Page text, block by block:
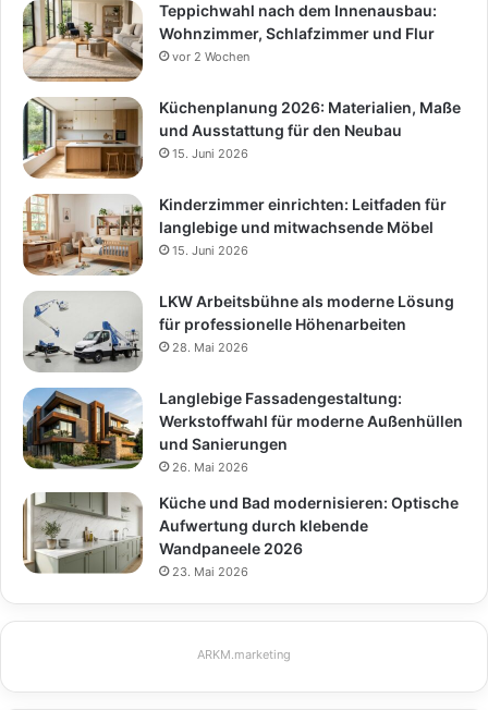
Teppichwahl nach dem Innenausbau:
Wohnzimmer, Schlafzimmer und Flur
vor 2 Wochen
Küchenplanung 2026: Materialien, Maße
und Ausstattung für den Neubau
15. Juni 2026
Kinderzimmer einrichten: Leitfaden für
langlebige und mitwachsende Möbel
15. Juni 2026
LKW Arbeitsbühne als moderne Lösung
für professionelle Höhenarbeiten
28. Mai 2026
Langlebige Fassadengestaltung:
Werkstoffwahl für moderne Außenhüllen
und Sanierungen
26. Mai 2026
Küche und Bad modernisieren: Optische
Aufwertung durch klebende
Wandpaneele 2026
23. Mai 2026
ARKM.marketing